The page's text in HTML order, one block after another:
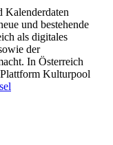
Kalenderdaten
und bestehende
als digitales
der
In Österreich
Kulturpool